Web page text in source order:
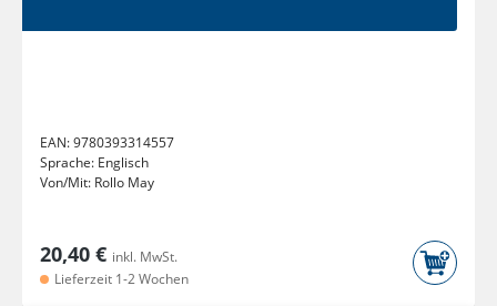
EAN:9780393314557
Sprache: Englisch
Von/Mit: Rollo May
20,40 € inkl. MwSt.
Lieferzeit 1-2 Wochen